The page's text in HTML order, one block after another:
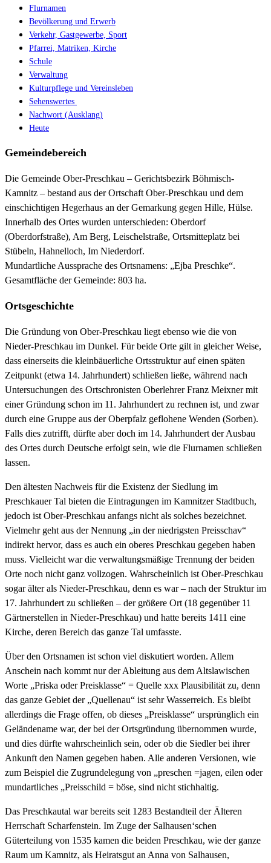
Flurnamen
Bevölkerung und Erwerb
Verkehr, Gastgewerbe, Sport
Pfarrei, Matriken, Kirche
Schule
Verwaltung
Kulturpflege und Vereinsleben
Sehenswertes
Nachwort (Ausklang)
Heute
Gemeindebereich
Die Gemeinde Ober-Preschkau – Gerichtsbezirk Böhmisch-
Kamnitz – bestand aus der Ortschaft Ober-Preschkau und dem
einschichtigen Hegerhaus an der Gemarkung gegen Hille, Hülse.
Innerhalb des Ortes wurden unterschieden: Oberdorf
(Oberdorfstraße), Am Berg, Leischelstraße, Ortsmitteplatz bei
Stübeln, Hahnelloch, Im Niederdorf.
Mundartliche Aussprache des Ortsnamens: „Ejba Preschke“.
Gesamtfläche der Gemeinde: 803 ha.
Ortsgeschichte
Die Gründung von Ober-Preschkau liegt ebenso wie die von
Nieder-Preschkau im Dunkel. Für beide Orte gilt in gleicher Weise,
dass einerseits die kleinbäuerliche Ortsstruktur auf einen späten
Zeitpunkt (etwa 14. Jahrhundert) schließen ließe, während nach
Untersuchungen des Ortschronisten Oberlehrer Franz Meixner mit
einer Gründung schon im 11. Jahrhundert zu rechnen ist, und zwar
durch eine Gruppe aus der Oberpfalz geflohene Wenden (Sorben).
Falls dies zutrifft, dürfte aber doch im 14. Jahrhundert der Ausbau
des Ortes durch Deutsche erfolgt sein, wie die Flurnamen schließen
lassen.
Den ältesten Nachweis für die Existenz der Siedlung im
Preschkauer Tal bieten die Eintragungen im Kamnitzer Stadtbuch,
jedoch ist Ober-Preschkau anfangs nicht als solches bezeichnet.
Vielmehr geht aus der Nennung „in der niedrigsten Preisschav“
indirekt hervor, dass es auch ein oberes Preschkau gegeben haben
muss. Vielleicht war die verwaltungsmäßige Trennung der beiden
Orte noch nicht ganz vollzogen. Wahrscheinlich ist Ober-Preschkau
sogar älter als Nieder-Preschkau, denn es war – nach der Struktur im
17. Jahrhundert zu schließen – der größere Ort (18 gegenüber 11
Gärtnerstellen in Nieder-Preschkau) und hatte bereits 1411 eine
Kirche, deren Bereich das ganze Tal umfasste.
Über den Ortsnamen ist schon viel diskutiert worden. Allem
Anschein nach kommt nur der Ableitung aus dem Altslawischen
Worte „Priska oder Preisklasse“ = Quelle xxx Plausibilität zu, denn
das ganze Gebiet der „Quellenau“ ist sehr Wasserreich. Es bleibt
allerdings die Frage offen, ob dieses „Preisklasse“ ursprünglich ein
Geländename war, der bei der Ortsgründung übernommen wurde,
und dies dürfte wahrscheinlich sein, oder ob die Siedler bei ihrer
Ankunft den Namen gegeben haben. Alle anderen Versionen, wie
zum Beispiel die Zugrundelegung von „preschen =jagen, eilen oder
mundartliches „Preisschild = böse, sind nicht stichhaltig.
Das Preschkautal war bereits seit 1283 Bestandteil der Älteren
Herrschaft Scharfenstein. Im Zuge der Salhausen‘schen
Güterteilung von 1535 kamen die beiden Preschkau, wie der ganze
Raum um Kamnitz, als Heiratsgut an Anna von Salhausen,